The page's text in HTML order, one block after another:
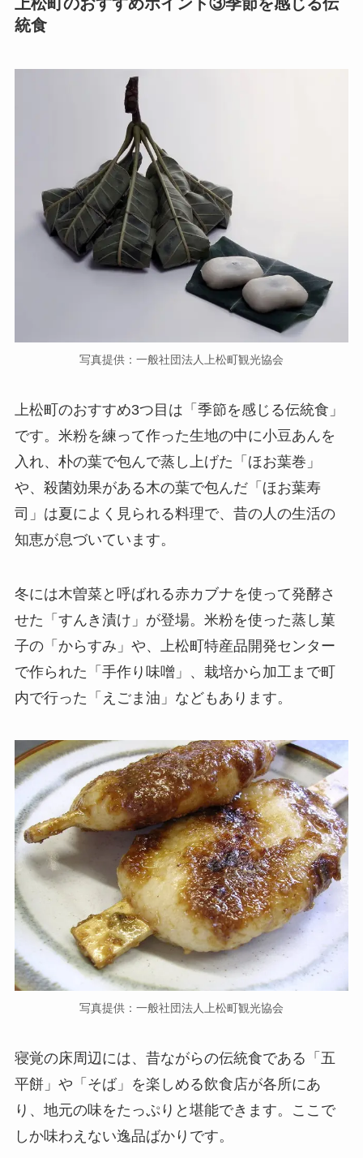
統食
写真提供：一般社団法人上松町観光協会
上松町のおすすめ3つ目は「季節を感じる伝統食」
です。米粉を練って作った生地の中に小豆あんを
入れ、朴の葉で包んで蒸し上げた「ほお葉巻」
や、殺菌効果がある木の葉で包んだ「ほお葉寿
司」は夏によく見られる料理で、昔の人の生活の
知恵が息づいています。
冬には木曽菜と呼ばれる赤カブナを使って発酵さ
せた「すんき漬け」が登場。米粉を使った蒸し菓
子の「からすみ」や、上松町特産品開発センター
で作られた「手作り味噌」、栽培から加工まで町
内で行った「えごま油」などもあります。
写真提供：一般社団法人上松町観光協会
寝覚の床周辺には、昔ながらの伝統食である「五
平餅」や「そば」を楽しめる飲食店が各所にあ
り、地元の味をたっぷりと堪能できます。ここで
しか味わえない逸品ばかりです。